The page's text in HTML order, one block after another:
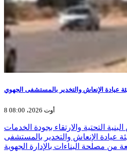
8 أوت 2026، 08:00
التحتية والارتقاء بجودة الخدمات
عيادة الإنعاش والتخدير بالمستشفى
من مصلحة البناءات بالإدارة الجهوية